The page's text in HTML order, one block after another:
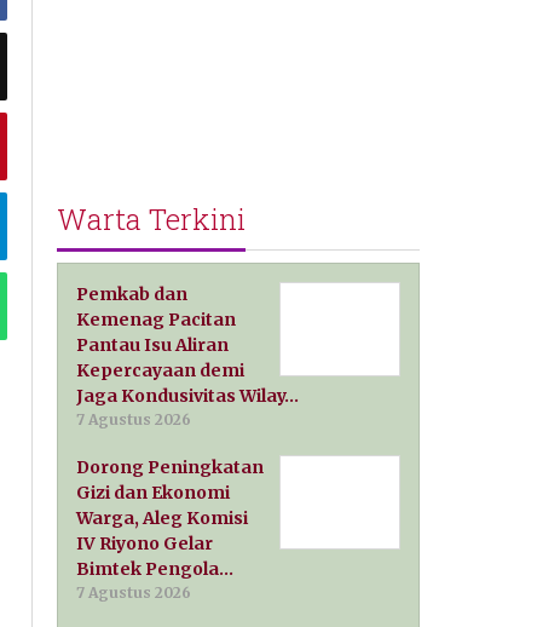
Warta Terkini
Pemkab dan
Kemenag Pacitan
Pantau Isu Aliran
Kepercayaan demi
Jaga Kondusivitas Wilay…
7 Agustus 2026
Dorong Peningkatan
Gizi dan Ekonomi
Warga, Aleg Komisi
IV Riyono Gelar
Bimtek Pengola…
7 Agustus 2026